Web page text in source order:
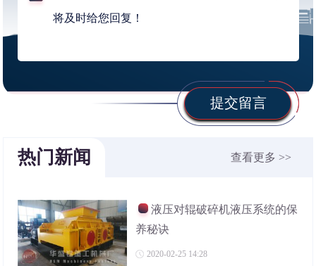
提交留言
热门新闻 查看更多 >>
液压对辊破碎机液压系统的保
养秘诀
2020-02-25 14:28